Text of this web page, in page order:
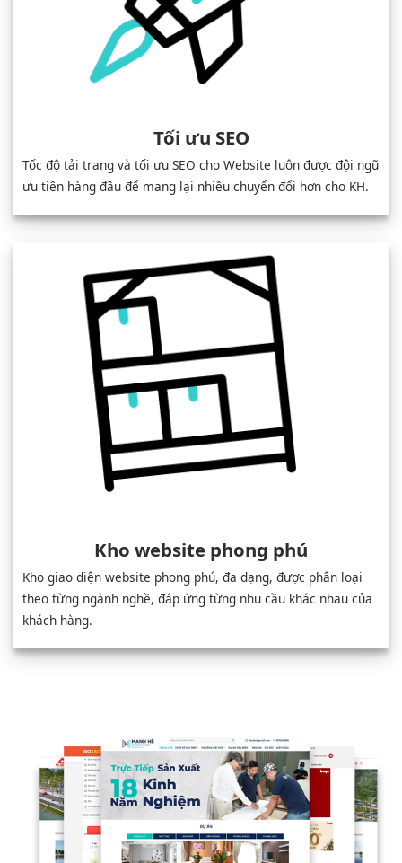
Tối ưu SEO
Tốc độ tải trang và tối ưu SEO cho Website luôn được đội ngũ
ưu tiên hàng đầu để mang lại nhiều chuyển đổi hơn cho KH.
Kho website phong phú
Kho giao diện website phong phú, đa dạng, được phân loại
theo từng ngành nghề, đáp ứng từng nhu cầu khác nhau của
khách hàng.